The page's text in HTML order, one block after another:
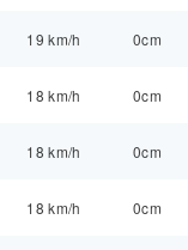
19 km/h 0cm
18 km/h 0cm
18 km/h 0cm
18 km/h 0cm